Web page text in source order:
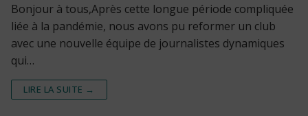
Bonjour à tous,Après cette longue période compliquée
liée à la pandémie, nous avons pu reformer un club
avec une nouvelle équipe de journalistes dynamiques
qui…
LIRE LA SUITE →